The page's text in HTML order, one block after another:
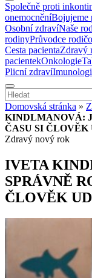
Společně proti
onemocněníBojujeme
Osobní zdravíNaše
rodinyPrůvodce
Cesta pacientaZdravý
pacientekOnkologie
Plicní zdraví
Domovská stránka »
KINDLMANOVÁ:
ČASU SI
Zdravý nový rok
IVETA
SPRÁVNĚ
ČLOVĚK